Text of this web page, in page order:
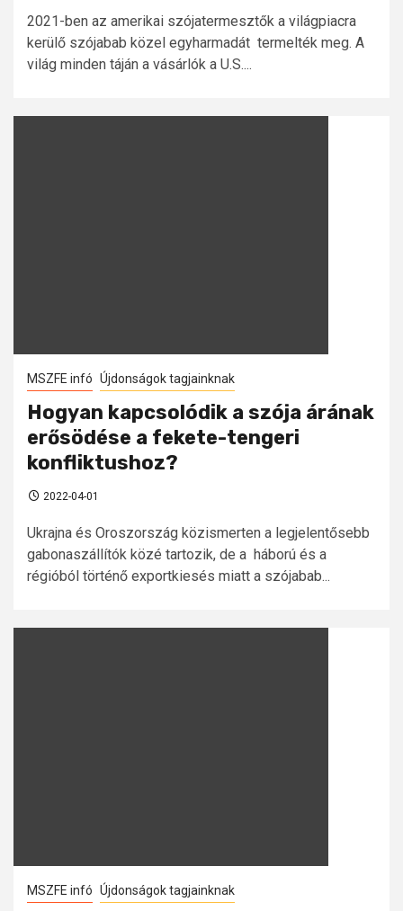
2021-ben az amerikai szójatermesztők a világpiacra
kerülő szójabab közel egyharmadát termelték meg. A
világ minden táján a vásárlók a U.S....
MSZFE infó Újdonságok tagjainknak
Hogyan kapcsolódik a szója árának
erősödése a fekete-tengeri
konfliktushoz?
2022-04-01
Ukrajna és Oroszország közismerten a legjelentősebb
gabonaszállítók közé tartozik, de a háború és a
régióból történő exportkiesés miatt a szójabab...
MSZFE infó Újdonságok tagjainknak